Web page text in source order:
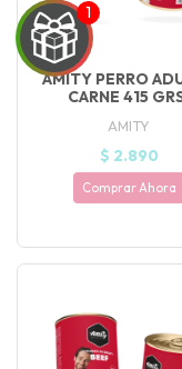
AMITY PERRO
CARNE 415
AMITY
$ 2.890
Comprar Ahora